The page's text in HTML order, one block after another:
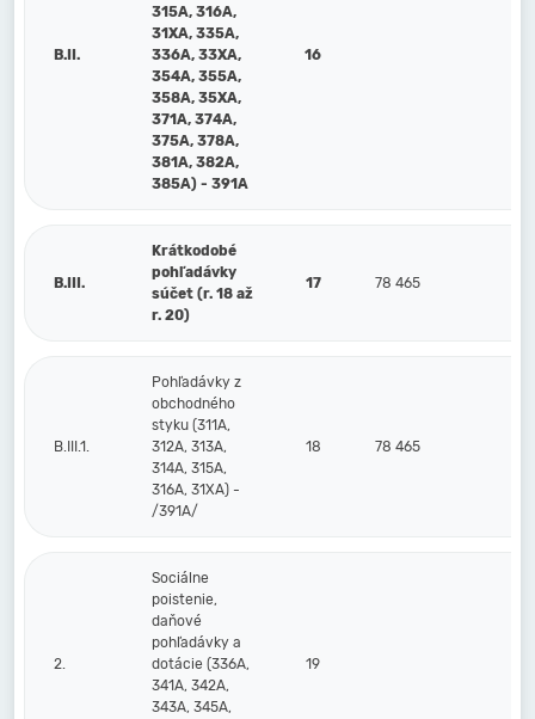
B.II.
315A, 316A,
31XA, 335A,
336A, 33XA,
354A, 355A,
358A, 35XA,
371A, 374A,
375A, 378A,
381A, 382A,
385A) - 391A
16
B.III.
Krátkodobé
pohľadávky
súčet (r. 18 až
r. 20)
17 78 465
B.III.1.
Pohľadávky z
obchodného
styku (311A,
312A, 313A,
314A, 315A,
316A, 31XA) -
/391A/
18 78 465
2.
Sociálne
poistenie,
daňové
pohľadávky a
dotácie (336A,
341A, 342A,
343A, 345A,
19